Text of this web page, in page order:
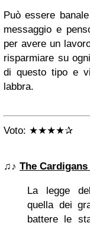
Può essere
messaggio e
per avere un
risparmiare su
di questo tipo e
labbra.
Voto: ★★★★✰
♫♪ The
La legge
quella dei
battere le